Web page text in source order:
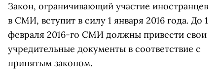
Закон, ограничивающий участие иностранцев
в СМИ, вступит в силу 1 января 2016 года. До 1
февраля 2016-го СМИ должны привести свои
учредительные документы в соответствие с
принятым законом.